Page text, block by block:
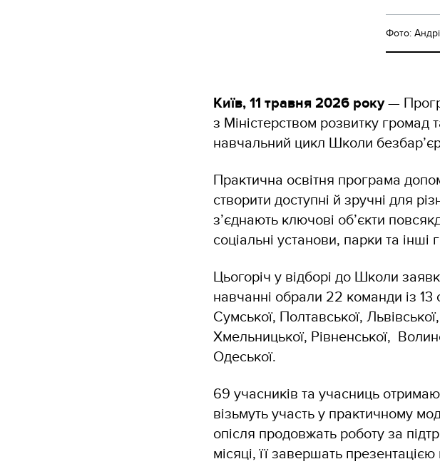
Фото:
Київ, 11 травня 2026 року—
з Міністерством розвитку громад
навчальний цикл Школи
Практична освітня програма
створити доступні й зручні для
з’єднають ключові об’єкти
соціальні установи, парки та інші
Цьогоріч у відборі до Школи
навчанні обрали 22 команди із 13
Сумської, Полтавської,
Хмельницької, Рівненської,
Одеської.
69 учасників та учасниць
візьмуть участь у практичному
опісля продовжать роботу за
місяці, її завершать